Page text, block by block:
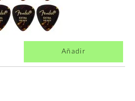
Añadir